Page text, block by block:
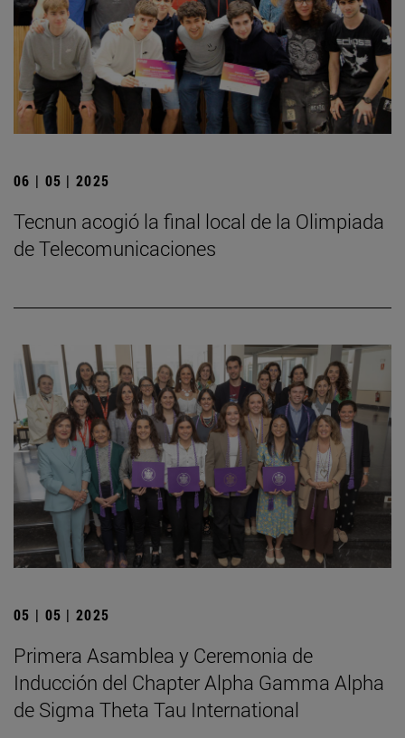
06 | 05 | 2025
­Tecnun acogió la final local de la Olimpiada
de Telecomunicaciones
05 | 05 | 2025
Primera Asamblea y Ceremonia de
Inducción del Chapter Alpha Gamma Alpha
de Sigma Theta Tau International